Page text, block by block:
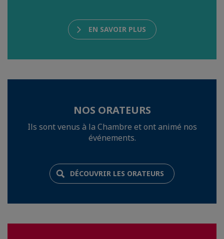
EN SAVOIR PLUS
NOS ORATEURS
Ils sont venus à la Chambre et ont animé nos
événements.
DÉCOUVRIR LES ORATEURS